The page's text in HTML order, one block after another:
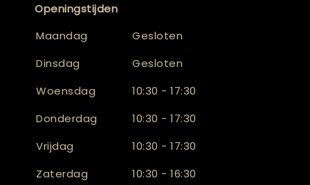
Openingstijden
Maandag
Gesloten
Dinsdag
Gesloten
Woensdag
10:30 - 17:30
Donderdag
10:30 - 17:30
Vrijdag
10:30 - 17:30
Zaterdag
10:30 - 16:30